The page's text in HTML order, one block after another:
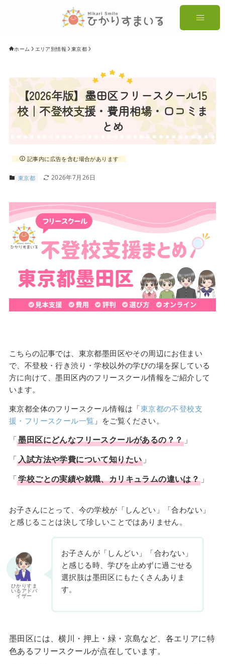
ホーム エリア別情報 東京都
【2026年版】墨田区フリースクール15
校｜不登校支援・費用相場・口コミま
とめ
記事内に広告を含む場合があります
東京都 2026年7月26日
こちらの記事では、東京都墨田区やその周辺にお住まい
で、不登校・行き渋り・学校以外の学びの場を探している
方に向けて、墨田区内のフリースクール情報をご紹介して
います。
東京都全体のフリースクール情報は「東京都の不登校支
援・フリースクール一覧 」をご覧ください。
「墨田区にどんなフリースクールがあるの？？ 」
「入試方法や学費について知りたい 」
「学校ごとの実績や就職、カリキュラムの違いは？ 」
お子さんにとって、今の学校が「しんどい」「合わない」
と感じることは決して珍しいことではありません。
ひかりすま
いるアドバ
イザー
お子さんが「しんどい」「合わない」
と感じる時、学びを止めずに過ごせる
選択肢は墨田区にもたくさんありま
す。
墨田区には、横川・押上・緑・京島など、各エリアに特
色あるフリースクールが点在しています。